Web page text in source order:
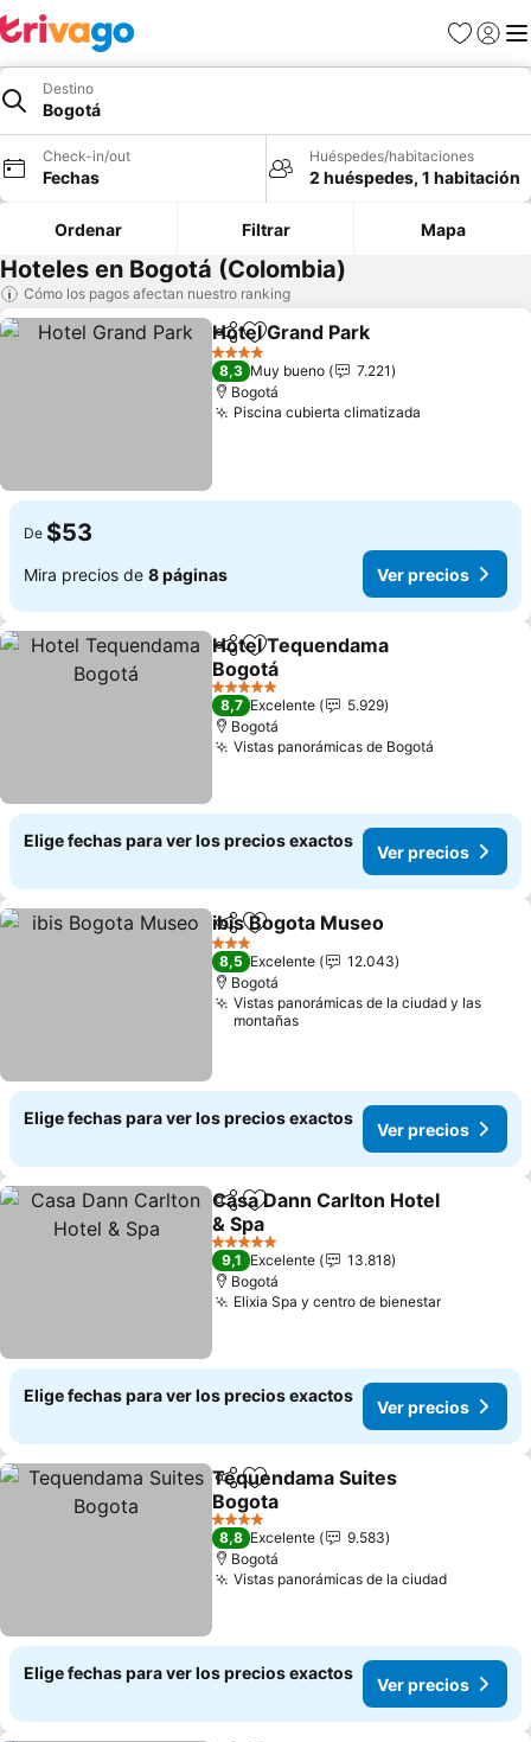
Favoritos
Iniciar
Destino
Bogotá
Check-in/out
Fechas
Huéspedes/habitaciones
2 huéspedes, 1 habitación
Ordenar Filtrar Mapa
Hoteles en Bogotá (Colombia)
Cómo los pagos afectan nuestro ranking
CompartirAgregar a favoritos
Hotel Grand Park
4 Estrellas
8,3 Muy bueno
7.221
Bogotá
Piscina cubierta climatizada
De $53
Mira precios de 8 páginas Ver precios
CompartirAgregar a favoritos
Hotel Tequendama
Bogotá
Ver precios
5 Estrellas
8,7 Excelente
5.929
Bogotá
Vistas panorámicas de Bogotá
Elige fechas para ver los precios exactos
Ver precios
CompartirAgregar a favoritos
ibis Bogota Museo
3 Estrellas
8,5 Excelente
12.043
Bogotá
Vistas panorámicas de la ciudad y las
montañas
Elige fechas para ver los precios exactos
Ver precios
CompartirAgregar a favoritos
Casa Dann Carlton Hotel
& Spa
Ver precios
5 Estrellas
9,1 Excelente
13.818
Bogotá
Elixia Spa y centro de bienestarVer
Elige fechas para ver los precios exactos
Ver precios
Compartir
Agregar a favoritos
Tequendama Suites
Bogota
Ver precios
4 Estrellas
8,8 Excelente
9.583
Bogotá
Vistas panorámicas de la ciudadVer
Elige fechas para ver los precios exactos
Ver precios